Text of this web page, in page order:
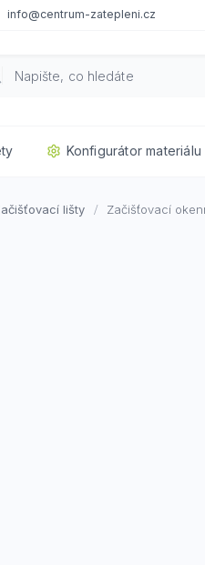
info@centrum-zatepleni.cz
Konfigurátor materiálu
lišty Začišťovací